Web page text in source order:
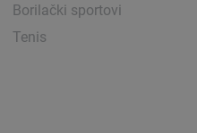
Borilački sportovi
Tenis